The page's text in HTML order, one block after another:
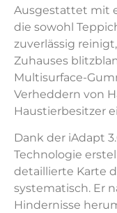
Ausgestattet mit
die sowohl
zuverlässig
Zuhauses
Multisurface-
Verheddern von
Haustierbesitzer
Dank der iAdapt
Technologie
detaillierte Karte
systematisch. Er
Hindernisse